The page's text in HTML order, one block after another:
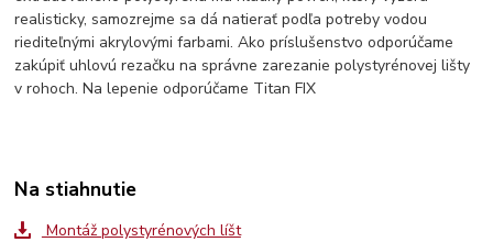
realisticky, samozrejme sa dá natierať podľa potreby vodou
riediteľnými akrylovými farbami. Ako príslušenstvo odporúčame
zakúpiť uhlovú rezačku na správne zarezanie polystyrénovej lišty
v rohoch. Na lepenie odporúčame Titan FIX
Na stiahnutie
Montáž polystyrénových líšt